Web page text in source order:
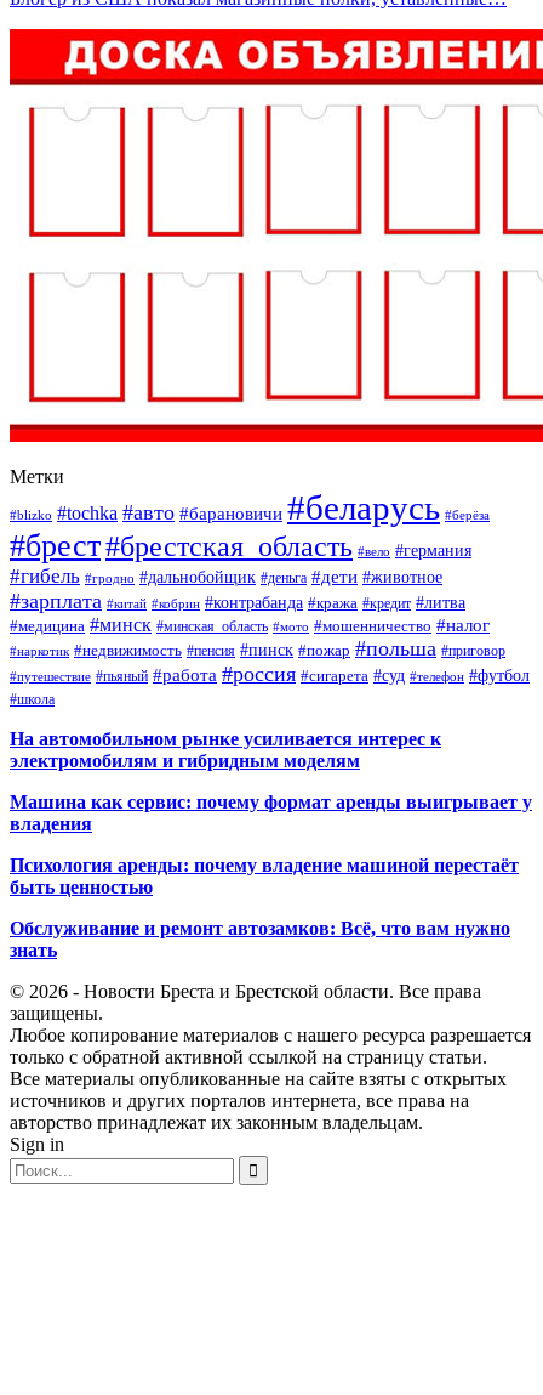
Метки
#blizko #tochka #авто #барановичи #беларусь #берёза
#брест#брестская_область #вело #германия
#гибель #гродно #дальнобойщик #деньга #дети #животное
#зарплата #китай #кобрин #контрабанда #кража #кредит #литва
#медицина #минск #минская_область #мото #мошенничество #налог
#наркотик #недвижимость #пенсия #пинск #пожар #польша #приговор
#путешествие #пьяный #работа #россия #сигарета #суд #телефон #футбол
#школа
На автомобильном рынке усиливается интерес к
электромобилям и гибридным моделям
Машина как сервис: почему формат аренды выигрывает у
владения
Психология аренды: почему владение машиной перестаёт
быть ценностью
Обслуживание и ремонт автозамков: Всё, что вам нужно
знать
© 2026 - Новости Бреста и Брестской области. Все права
защищены.
Любое копирование материалов с нашего ресурса разрешается
только с обратной активной ссылкой на страницу статьи.
Все материалы опубликованные на сайте взяты с открытых
источников и других порталов интернета, все права на
авторство принадлежат их законным владельцам.
Sign in